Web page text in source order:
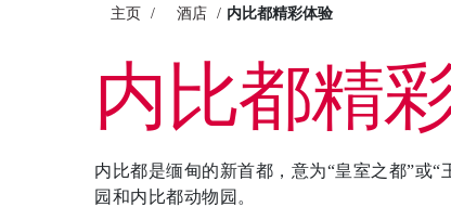
酒店
睡眠
餐饮
主页 酒店 内比都精彩体验
内比都精
内比都是缅甸的新首都，意为“皇室之都”或
园和内比都动物园。